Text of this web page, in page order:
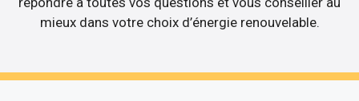
mieux dans votre choix d’énergie renouvelable.